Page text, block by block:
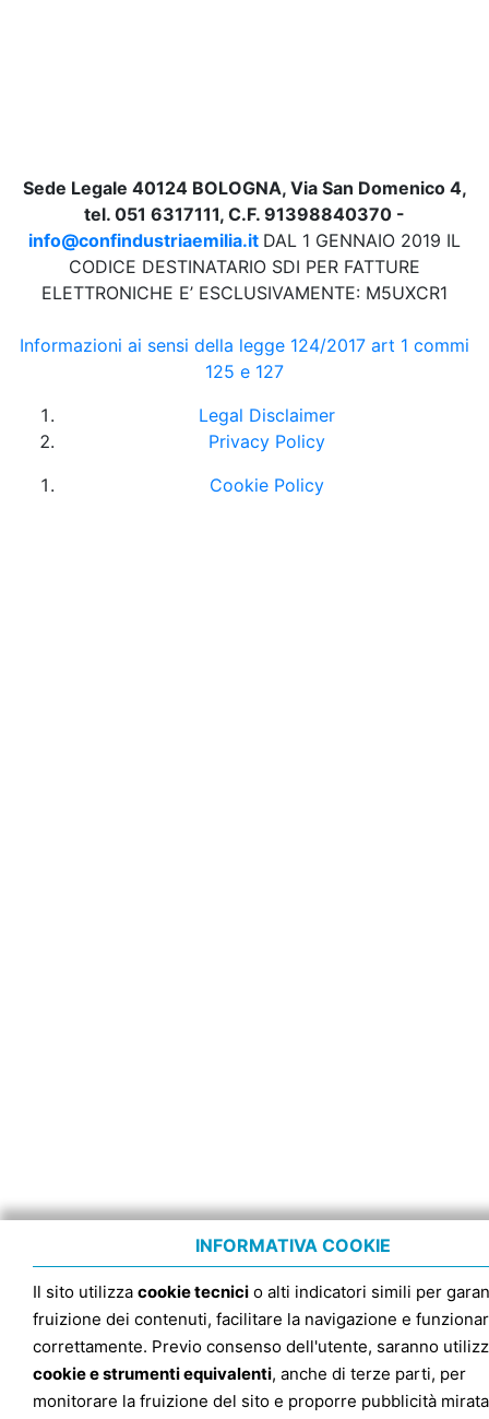
Sede Legale 40124 BOLOGNA, Via San Domenico 4,
tel. 051 6317111, C.F. 91398840370 -
info@confindustriaemilia.it DAL 1 GENNAIO 2019 IL
CODICE DESTINATARIO SDI PER FATTURE
ELETTRONICHE E’ ESCLUSIVAMENTE: M5UXCR1
Informazioni ai sensi della legge 124/2017 art 1 commi
125 e 127
Legal Disclaimer
Privacy Policy
Cookie Policy
INFORMATIVA COOKIE
Il sito utilizza cookie tecnici o alti indicatori simili per
fruizione dei contenuti, facilitare la navigazione e
correttamente. Previo consenso dell'utente, saranno
cookie e strumenti equivalenti, anche di terze parti, per
monitorare la fruizione del sito e proporre pubblicità